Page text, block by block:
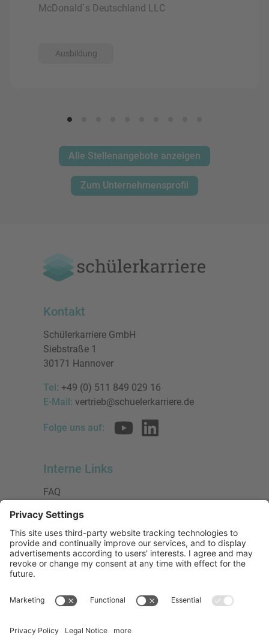
McDonald`s Deutschland LLC
Ausbildung
Alle Stellenangebote anzeigen
Zum Unternehmensprofil
Kontakt
Schülerkarriere GmbH
Siebstraße 1
30171 Hannover
Tel: +49 (0) 511 849 029 16
E-Mail: vertrieb@schuelerkarriere.de
Folge uns auf:
Interne Links
FAQ
Datenschutzerklärung
Impressum
Presse
Urheberrecht
Mitglied bei:
Die Jungen Unternehmer